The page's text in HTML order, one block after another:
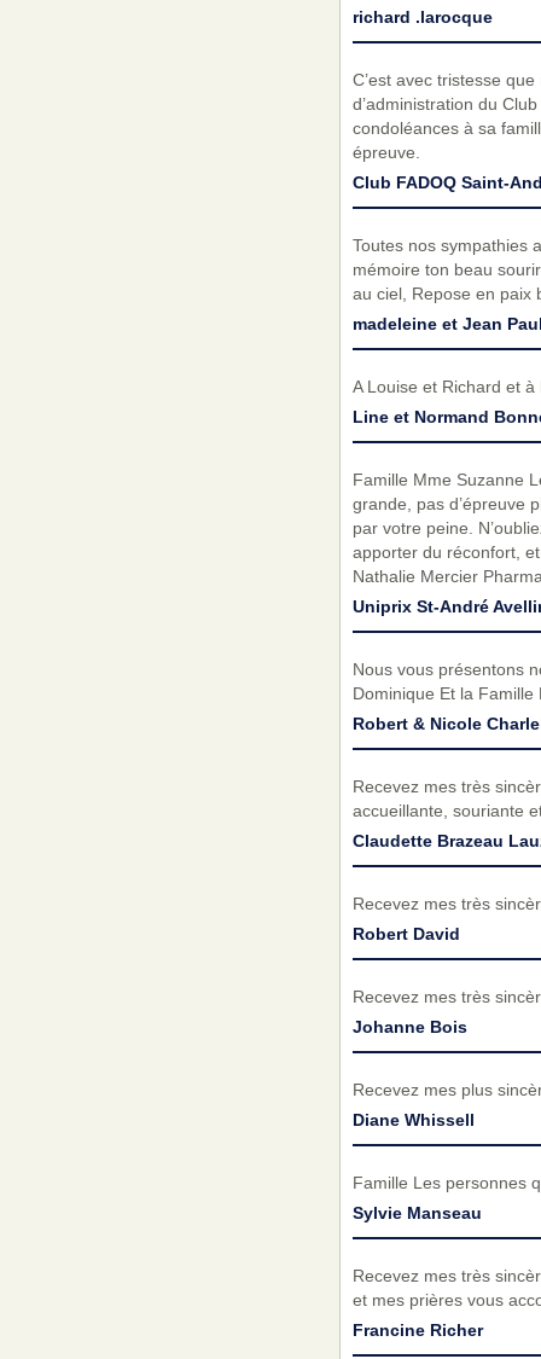
richard .larocque
C’est avec tristesse
d’administration du
condoléances à sa
épreuve.
Club FADOQ Saint-
Toutes nos sympathies
mémoire ton beau
au ciel, Repose en paix
madeleine et Jean
A Louise et Richard et
Line et Normand
Famille Mme Suzanne
grande, pas d’épreuve
par votre peine.
apporter du réconfort,
Nathalie Mercier
Uniprix St-André
Nous vous présentons
Dominique Et la Famille
Robert & Nicole
Recevez mes très
accueillante, souriante
Claudette Brazeau
Recevez mes très
Robert David
Recevez mes très
Johanne Bois
Recevez mes plus
Diane Whissell
Famille Les personnes
Sylvie Manseau
Recevez mes très
et mes prières vous
Francine Richer